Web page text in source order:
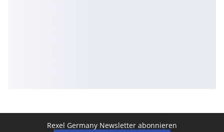
Rexel Germany Newsletter abonnieren